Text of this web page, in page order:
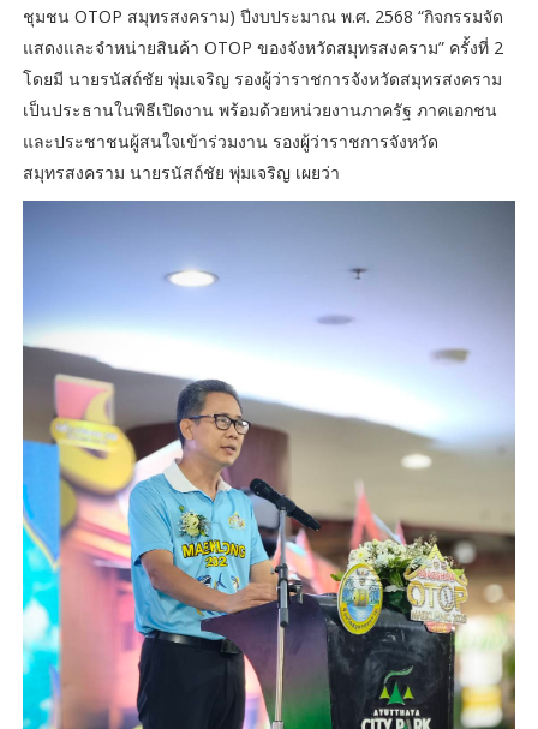
ชุมชน OTOP สมุทรสงคราม) ปีงบประมาณ พ.ศ. 2568 “กิจกรรมจัด
แสดงและจำหน่ายสินค้า OTOP ของจังหวัดสมุทรสงคราม” ครั้งที่ 2
โดยมี นายรนัสถ์ชัย พุ่มเจริญ รองผู้ว่าราชการจังหวัดสมุทรสงคราม
เป็นประธานในพิธีเปิดงาน พร้อมด้วยหน่วยงานภาครัฐ ภาคเอกชน
และประชาชนผู้สนใจเข้าร่วมงาน รองผู้ว่าราชการจังหวัด
สมุทรสงคราม นายรนัสถ์ชัย พุ่มเจริญ เผยว่า